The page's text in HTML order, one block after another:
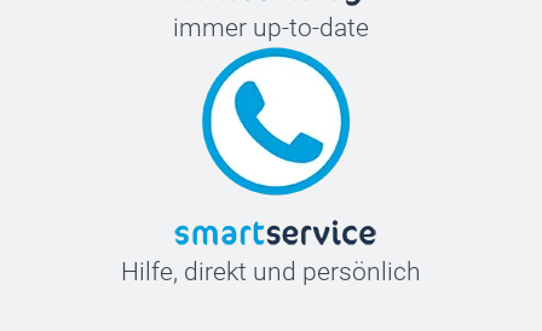
immer up-to-date
Hilfe, direkt und persönlich